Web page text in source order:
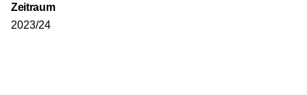
Zeitraum
2023/24